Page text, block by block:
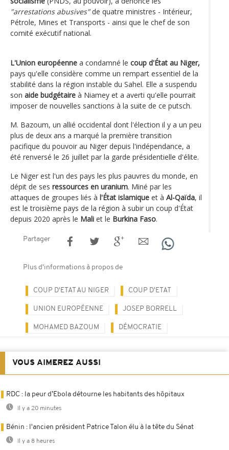
"arrestations abusives"de quatre ministres - Intérieur,
Pétrole, Mines et Transports - ainsi que le chef de son
comité exécutif national.
L'Union européenne a condamné le coup d'État au Niger,
pays qu'elle considère comme un rempart essentiel de la
stabilité dans la région instable du Sahel. Elle a suspendu
son aide budgétaire à Niamey et a averti qu'elle pourrait
imposer de nouvelles sanctions à la suite de ce putsch.
M. Bazoum, un allié occidental dont l'élection il y a un peu
plus de deux ans a marqué la première transition
pacifique du pouvoir au Niger depuis l'indépendance, a
été renversé le 26 juillet par la garde présidentielle d'élite.
Le Niger est l'un des pays les plus pauvres du monde, en
dépit de ses ressources en uranium. Miné par les
attaques de groupes liés à l'État islamique et à Al-Qaïda, il
est le troisième pays de la région à subir un coup d'État
depuis 2020 après le Mali et le Burkina Faso.
Partager
Plus d'informations à propos de
COUP D'ETAT AU NIGER COUP D'ETAT
UNION EUROPÉENNE JOSEP BORRELL
MOHAMED BAZOUM DÉMOCRATIE
VOUS AIMEREZ AUSSI
RDC : la peur d’Ebola détourne les habitants des hôpitaux
Il y a 20 minutes
Bénin : l'ancien président Patrice Talon élu à la tête du Sénat
Il y a 8 heures